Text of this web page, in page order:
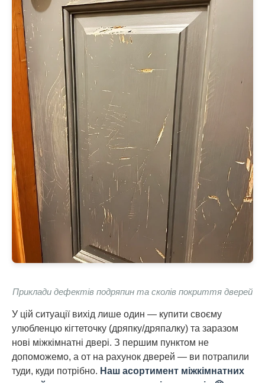
Приклади дефектів подряпин та сколів покриття дверей
У цій ситуації вихід лише один — купити своєму
улюбленцю кігтеточку (дряпку/дряпалку) та заразом
нові міжкімнатні двері. З першим пунктом не
допоможемо, а от на рахунок дверей — ви потрапили
туди, куди потрібно. Наш асортимент міжкімнатних